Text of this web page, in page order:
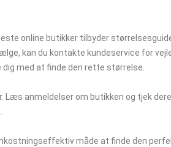
online butikker tilbyder
kan du kontakte kundeservice for
med at finde den rette størrelse.
anmeldelser om butikken og tjek
måde at finde den